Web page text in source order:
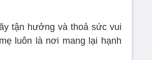
tận hưởng và thoả sức vui
luôn là nơi mang lại hạnh